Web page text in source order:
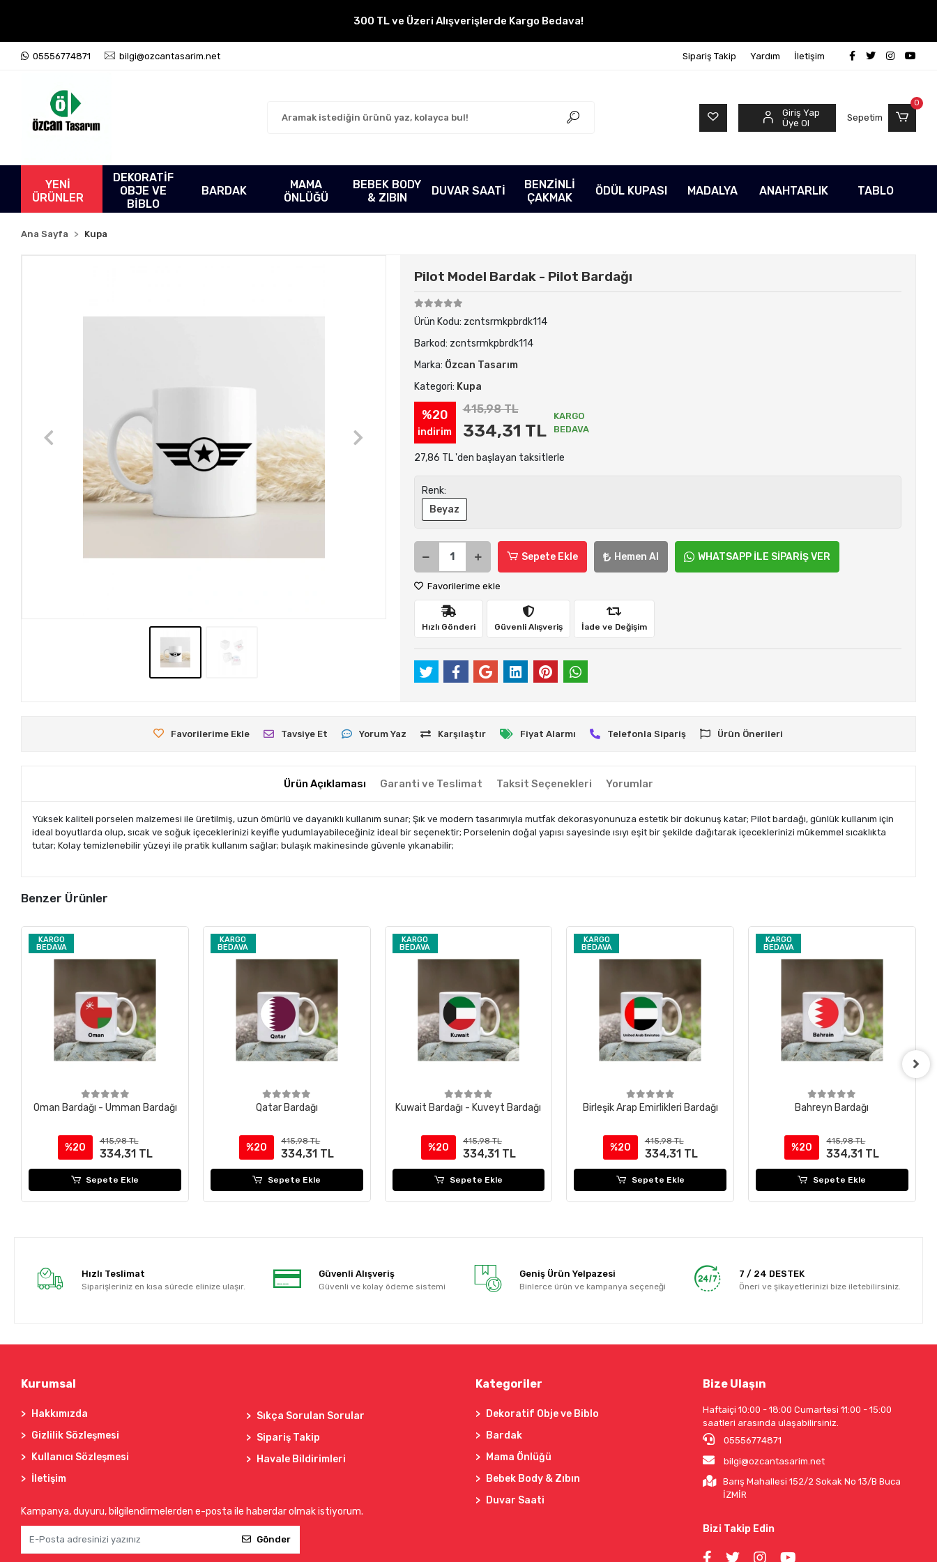
300 TL ve Üzeri Alışverişlerde Kargo Bedava!
05556774871 bilgi@ozcantasarim.net Sipariş Takip Yardım İletişim
Giriş Yap
Üye Ol
Sepetim
0
YENİ
ÜRÜNLER
DEKORATİF
OBJE VE
BİBLO
BARDAK
MAMA
ÖNLÜĞÜ
BEBEK BODY
& ZIBIN
DUVAR SAATİ
BENZİNLİ
ÇAKMAK
ÖDÜL KUPASI MADALYA ANAHTARLIK TABLO
Ana Sayfa Kupa
Pilot Model Bardak - Pilot Bardağı
Ürün Kodu: zcntsrmkpbrdk114
Barkod: zcntsrmkpbrdk114
Marka: Özcan Tasarım
Kategori: Kupa
%20
indirim
415,98 TL
334,31 TL
KARGO
BEDAVA
27,86 TL 'den başlayan taksitlerle
Renk:
Beyaz
Sepete Ekle Hemen Al WHATSAPP İLE SİPARİŞ VER
Favorilerime ekle
Hızlı Gönderi Güvenli Alışveriş İade ve Değişim
Favorilerime Ekle Tavsiye Et Yorum Yaz Karşılaştır Fiyat Alarmı Telefonla Sipariş Ürün Önerileri
Ürün Açıklaması Garanti ve Teslimat Taksit Seçenekleri Yorumlar
Yüksek kaliteli porselen malzemesi ile üretilmiş, uzun ömürlü ve dayanıklı kullanım sunar; Şık ve modern tasarımıyla mutfak dekorasyonunuza estetik bir dokunuş katar; Pilot bardağı, günlük kullanım için
ideal boyutlarda olup, sıcak ve soğuk içeceklerinizi keyifle yudumlayabileceğiniz ideal bir seçenektir; Porselenin doğal yapısı sayesinde ısıyı eşit bir şekilde dağıtarak içeceklerinizi mükemmel sıcaklıkta
tutar; Kolay temizlenebilir yüzeyi ile pratik kullanım sağlar; bulaşık makinesinde güvenle yıkanabilir;
Benzer Ürünler
KARGO
BEDAVA
Oman Bardağı - Umman Bardağı
%20
415,98 TL
334,31 TL
Sepete Ekle
KARGO
BEDAVA
Qatar Bardağı
%20
415,98 TL
334,31 TL
Sepete Ekle
KARGO
BEDAVA
Kuwait Bardağı - Kuveyt Bardağı
%20
415,98 TL
334,31 TL
Sepete Ekle
KARGO
BEDAVA
Birleşik Arap Emirlikleri Bardağı
%20
415,98 TL
334,31 TL
Sepete Ekle
KARGO
BEDAVA
Bahreyn Bardağı
%20
415,98 TL
334,31 TL
Sepete Ekle
Hızlı Teslimat
Siparişleriniz en kısa sürede elinize ulaşır.
Güvenli Alışveriş
Güvenli ve kolay ödeme sistemi
Geniş Ürün Yelpazesi
Binlerce ürün ve kampanya seçeneği
7 / 24 DESTEK
Öneri ve şikayetlerinizi bize iletebilirsiniz.
Kurumsal
Hakkımızda
Gizlilik Sözleşmesi
Kullanıcı Sözleşmesi
İletişim
Sıkça Sorulan Sorular
Sipariş Takip
Havale Bildirimleri
Kampanya, duyuru, bilgilendirmelerden e-posta ile haberdar olmak istiyorum.
Gönder
Kategoriler
Dekoratif Obje ve Biblo
Bardak
Mama Önlüğü
Bebek Body & Zıbın
Duvar Saati
Bize Ulaşın
Haftaiçi 10:00 - 18:00 Cumartesi 11:00 - 15:00
saatleri arasında ulaşabilirsiniz.
05556774871
bilgi@ozcantasarim.net
Barış Mahallesi 152/2 Sokak No 13/B Buca
İZMİR
Bizi Takip Edin